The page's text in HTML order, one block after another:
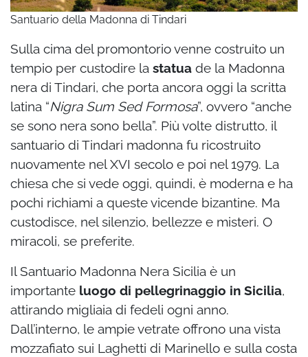
Santuario della Madonna di Tindari
Sulla cima del promontorio venne costruito un
tempio per custodire la statua de la Madonna
nera di Tindari, che porta ancora oggi la scritta
latina “Nigra Sum Sed Formosa”, ovvero “anche
se sono nera sono bella”. Più volte distrutto, il
santuario di Tindari madonna fu ricostruito
nuovamente nel XVI secolo e poi nel 1979. La
chiesa che si vede oggi, quindi, è moderna e ha
pochi richiami a queste vicende bizantine. Ma
custodisce, nel silenzio, bellezze e misteri. O
miracoli, se preferite.
Il Santuario Madonna Nera Sicilia è un
importante luogo di pellegrinaggio in Sicilia,
attirando migliaia di fedeli ogni anno.
Dall’interno, le ampie vetrate offrono una vista
mozzafiato sui Laghetti di Marinello e sulla costa